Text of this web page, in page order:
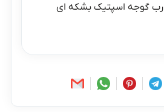
رب گوجه اسپتیک بشکه ای